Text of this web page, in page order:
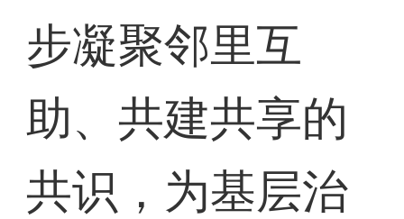
步凝聚邻里互
助、共建共享的
共识，为基层治